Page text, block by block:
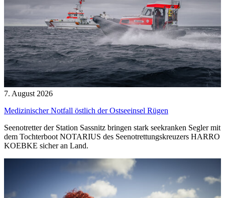
7. August 2026
Medizinischer Notfall östlich der Ostseeinsel Rügen
Seenotretter der Station Sassnitz bringen stark seekranken Segler mit
dem Tochterboot NOTARIUS des Seenotrettungskreuzers HARRO
KOEBKE sicher an Land.